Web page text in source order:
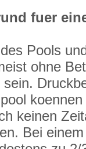
fuer
Pools
ohne
keinen
Bei